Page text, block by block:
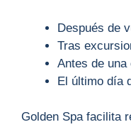
Después de
Tras
Antes de una
El último día
Golden Spa facilita